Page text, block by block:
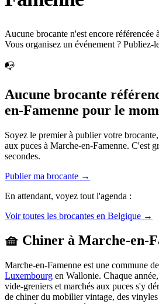
Aucune brocante n'est encore référencée
Vous organisez un événement ? Publiez-
📭
Aucune brocante
en-Famenne pour le
Soyez le premier à publier votre
aux puces à Marche-en-Famenne. C'est
secondes.
Publier ma brocante →
En attendant, voyez tout l'agenda :
Voir toutes les brocantes en Belgique →
🧺 Chiner à Marche-en-
Marche-en-Famenne est une commune
Luxembourg en Wallonie. Chaque
vide-greniers et marchés aux puces s'y
de chiner du mobilier vintage, des